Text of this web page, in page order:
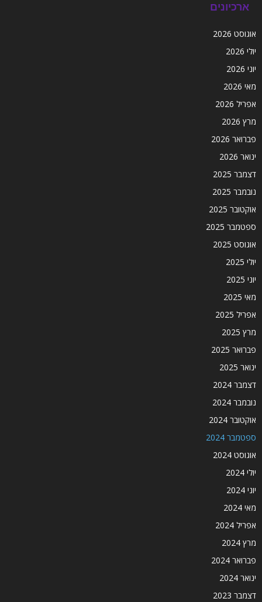
ארכיונים
אוגוסט 2026
יולי 2026
יוני 2026
מאי 2026
אפריל 2026
מרץ 2026
פברואר 2026
ינואר 2026
דצמבר 2025
נובמבר 2025
אוקטובר 2025
ספטמבר 2025
אוגוסט 2025
יולי 2025
יוני 2025
מאי 2025
אפריל 2025
מרץ 2025
פברואר 2025
ינואר 2025
דצמבר 2024
נובמבר 2024
אוקטובר 2024
ספטמבר 2024
אוגוסט 2024
יולי 2024
יוני 2024
מאי 2024
אפריל 2024
מרץ 2024
פברואר 2024
ינואר 2024
דצמבר 2023